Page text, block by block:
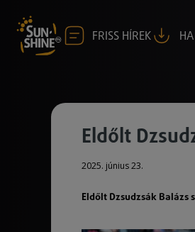
FRISS HÍREK
Eldőlt
2025. június 23.
Eldőlt Dzsudzsák Balázs